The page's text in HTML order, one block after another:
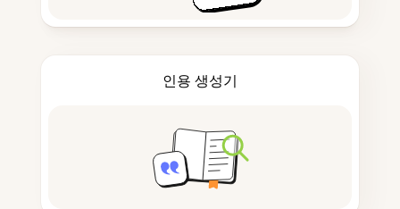
인용 생성기